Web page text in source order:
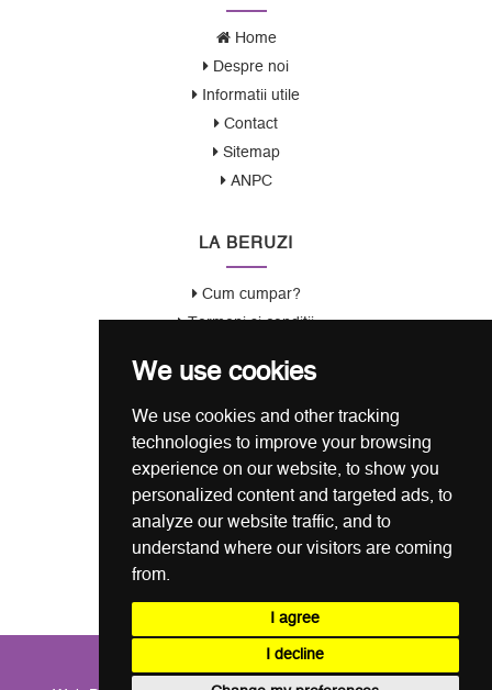
We use cookies
We use cookies and other tracking
technologies to improve your browsing
experience on our website, to show you
personalized content and targeted ads, to
analyze our website traffic, and to
understand where our visitors are coming
from.
I agree
I decline
Home
Despre noi
Informatii utile
Contact
Sitemap
ANPC
LA BERUZI
Cum cumpar?
Termeni si conditii
Politica de Confidentialitate
Politica de Cookie
ANSPDCP
CONTACT
0721 80 05 68
Str. Coltei nr. 6, Sect 3, Bucuresti
COPYRIGHT © LA BERUZI 2026